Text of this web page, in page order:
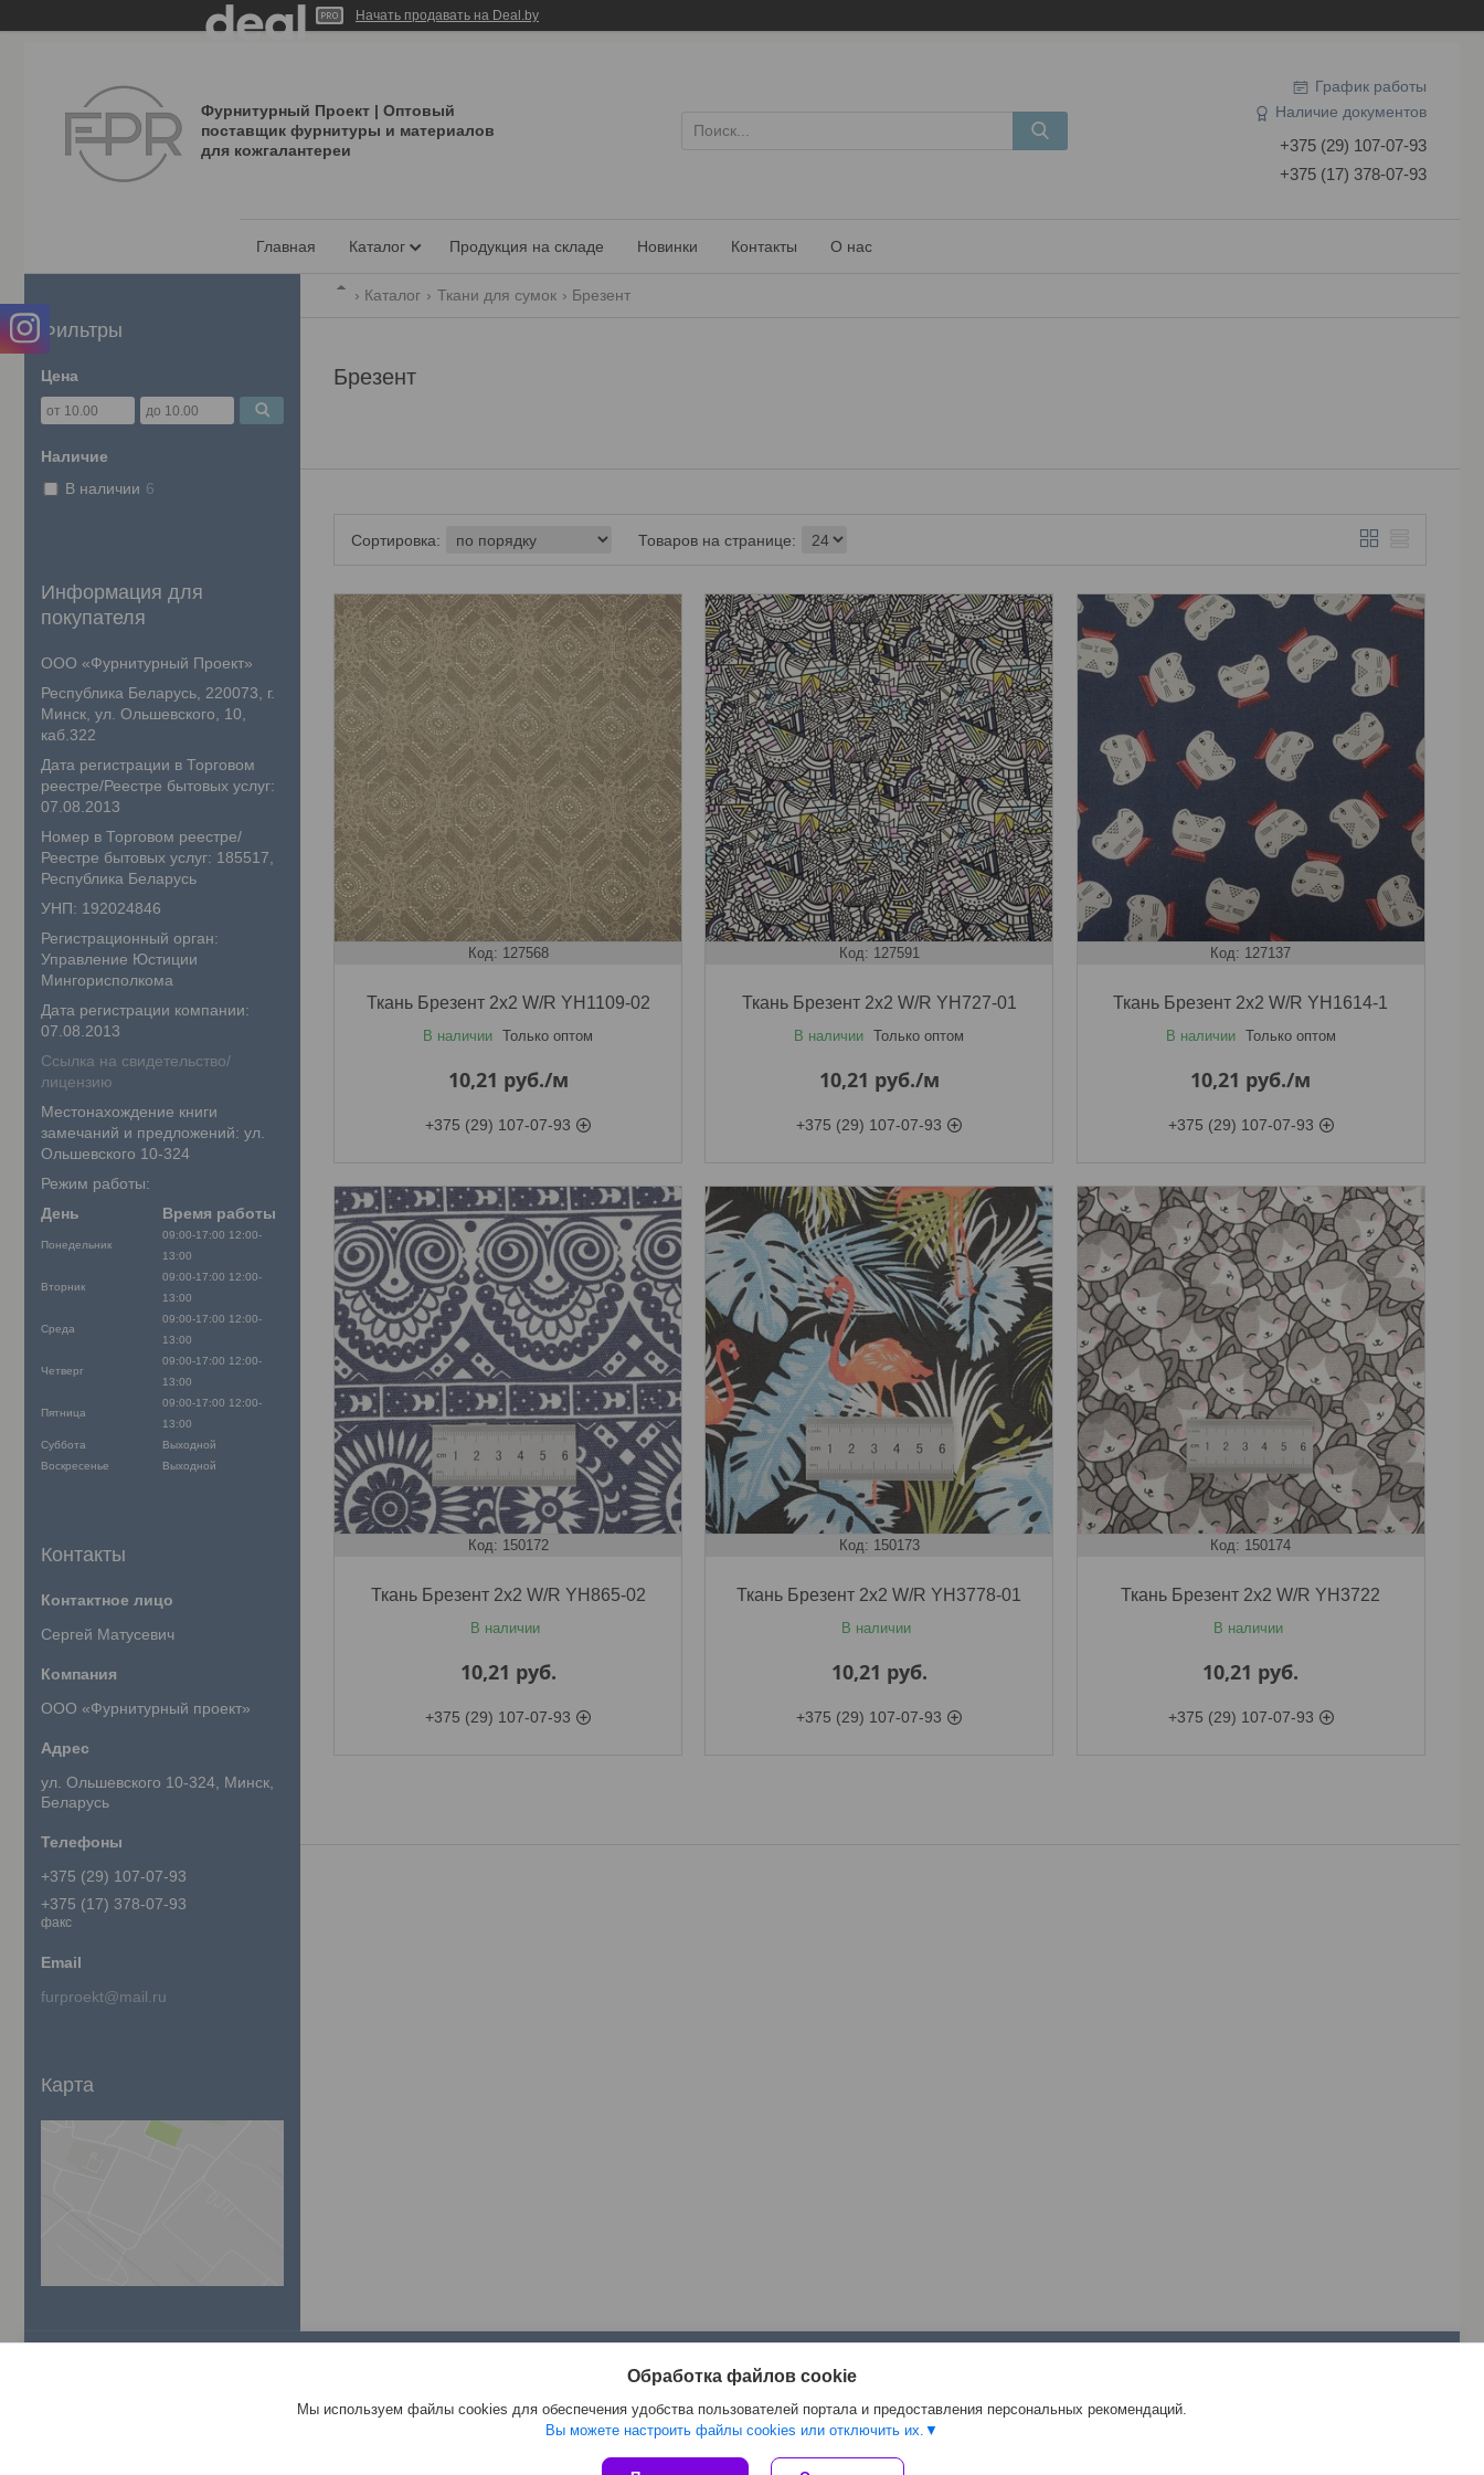
Начать продавать на Deal.by
Фурнитурный Проект | Оптовый
поставщик фурнитуры и материалов
для кожгалантереи
График работы
Наличие документов
+375 (29) 107-07-93
+375 (17) 378-07-93
Главная Каталог Продукция на складе Новинки Контакты О нас
Каталог Ткани для сумок Брезент
Брезент
127568
Ткань Брезент 2х2 W/R YH1109-02
В наличии Только оптом
10,21 руб./м
+375 (29) 107-07-93
127591
Ткань Брезент 2х2 W/R YH727-01
В наличии Только оптом
10,21 руб./м
+375 (29) 107-07-93
127137
Ткань Брезент 2х2 W/R YH1614-1
В наличии Только оптом
10,21 руб./м
+375 (29) 107-07-93
150172
Ткань Брезент 2х2 W/R YH865-02
В наличии
10,21 руб.
+375 (29) 107-07-93
150173
Ткань Брезент 2х2 W/R YH3778-01
В наличии
10,21 руб.
+375 (29) 107-07-93
150174
Ткань Брезент 2х2 W/R YH3722
В наличии
10,21 руб.
+375 (29) 107-07-93
Фильтры
Цена
Наличие
В наличии 6
Информация для
покупателя
ООО «Фурнитурный Проект»
Республика Беларусь, 220073, г.
Минск, ул. Ольшевского, 10,
каб.322
Дата регистрации в Торговом
реестре/Реестре бытовых услуг:
07.08.2013
Номер в Торговом реестре/
Реестре бытовых услуг: 185517,
Республика Беларусь
УНП: 192024846
Регистрационный орган:
Управление Юстиции
Мингорисполкома
Дата регистрации компании:
07.08.2013
Ссылка на свидетельство/
лицензию
Местонахождение книги
замечаний и предложений: ул.
Ольшевского 10-324
Режим работы:
День
Время работы
Понедельник
09:00-17:00 12:00-
13:00
Вторник
09:00-17:00 12:00-
13:00
Среда
09:00-17:00 12:00-
13:00
Четверг
09:00-17:00 12:00-
13:00
Пятница
09:00-17:00 12:00-
13:00
Суббота
Выходной
Воскресенье
Выходной
Контакты
Сергей Матусевич
ООО «Фурнитурный проект»
ул. Ольшевского 10-324, Минск,
Беларусь
+375 (29) 107-07-93
+375 (17) 378-07-93
факс
furproekt@mail.ru
Карта
________________________________________________________________________________
_____________________________________________________________________________
Контакты
________________________________________________________________________
О компании Отзывы
Обработка файлов cookie
Мы используем файлы cookies для обеспечения удобства пользователей портала и предоставления персональных рекомендаций.
Вы можете настроить файлы cookies или отключить их.